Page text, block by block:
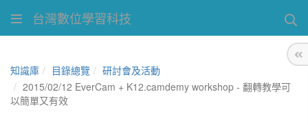
台灣數位學習科技
知識庫 目錄總覽
研討會及活動
2015/02/12 EverCam + K12.camdemy workshop - 翻轉教學可
以簡單又有效